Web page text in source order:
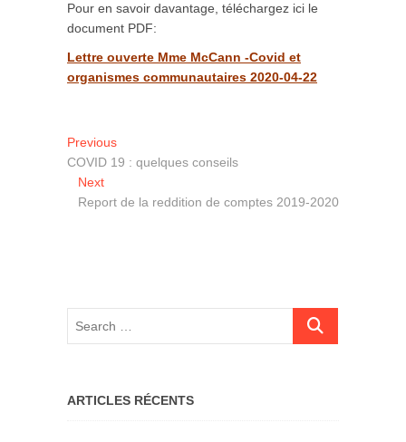
Pour en savoir davantage, téléchargez ici le
document PDF:
Lettre ouverte Mme McCann -Covid et
organismes communautaires 2020-04-22
Navigation
de
l'article
PreviousPrevious
post:
COVID 19 : quelques conseils
NextNext
post:
Report de la reddition de comptes 2019-2020
ARTICLES RÉCENTS